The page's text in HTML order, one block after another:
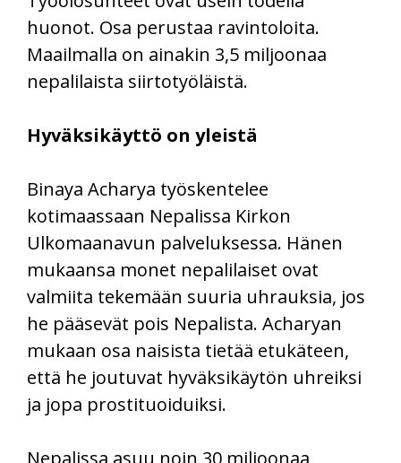
huonot. Osa perustaa ravintoloita.
Maailmalla on ainakin 3,5 miljoonaa
nepalilaista siirtotyöläistä.
Hyväksikäyttö on yleistä
Binaya Acharya työskentelee
kotimaassaan Nepalissa Kirkon
Ulkomaanavun palveluksessa. Hänen
mukaansa monet nepalilaiset ovat
valmiita tekemään suuria uhrauksia, jos
he pääsevät pois Nepalista. Acharyan
mukaan osa naisista tietää etukäteen,
että he joutuvat hyväksikäytön uhreiksi
ja jopa prostituoiduiksi.
Nepalissa asuu noin 30 miljoonaa